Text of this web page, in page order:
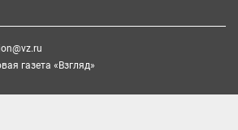
газета «Взгляд»